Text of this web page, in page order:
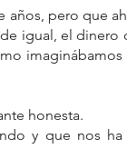
Charmed
Sparkle
años, pero que
igual, el dinero
honesta.
y que nos